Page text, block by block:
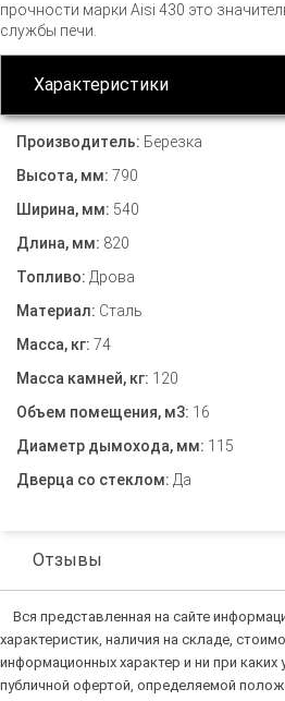
прочности марки Aisi 430 это
службы печи.
Характеристики
Производитель: Березка
Высота, мм: 790
Ширина, мм: 540
Длина, мм: 820
Топливо: Дрова
Материал: Сталь
Масса, кг: 74
Масса камней, кг: 120
Объем помещения, м3: 16
Диаметр дымохода, мм: 115
Дверца со стеклом: Да
Отзывы
Вся представленная на сайте
характеристик, наличия на складе,
информационных характер и ни при каких
публичной офертой, определяемой